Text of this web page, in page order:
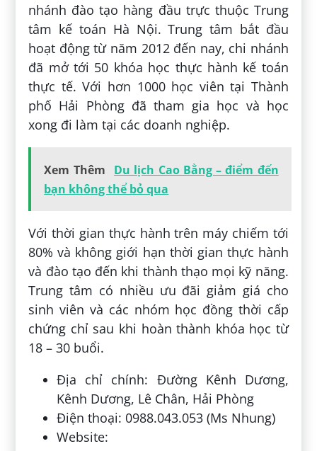
nhánh đào tạo hàng đầu trực thuộc Trung
tâm kế toán Hà Nội. Trung tâm bắt đầu
hoạt động từ năm 2012 đến nay, chi nhánh
đã mở tới 50 khóa học thực hành kế toán
thực tế. Với hơn 1000 học viên tại Thành
phố Hải Phòng đã tham gia học và học
xong đi làm tại các doanh nghiệp.
Xem Thêm
Du lịch Cao Bằng – điểm đến
bạn không thể bỏ qua
Với thời gian thực hành trên máy chiếm tới
80% và không giới hạn thời gian thực hành
và đào tạo đến khi thành thạo mọi kỹ năng.
Trung tâm có nhiều ưu đãi giảm giá cho
sinh viên và các nhóm học đồng thời cấp
chứng chỉ sau khi hoàn thành khóa học từ
18 – 30 buổi.
Địa chỉ chính: Đường Kênh Dương,
Kênh Dương, Lê Chân, Hải Phòng
Điện thoại: 0988.043.053 (Ms Nhung)
Website: